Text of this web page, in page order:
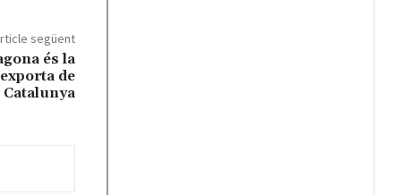
següent
és la
de
Catalunya